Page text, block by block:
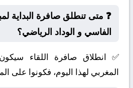
❓ متى تنطلق صافرة البداية
الفاسي و الوداد الرياضي؟
✅ انطلاق صافرة اللقاء
المغربي لهذا اليوم، فكونوا على